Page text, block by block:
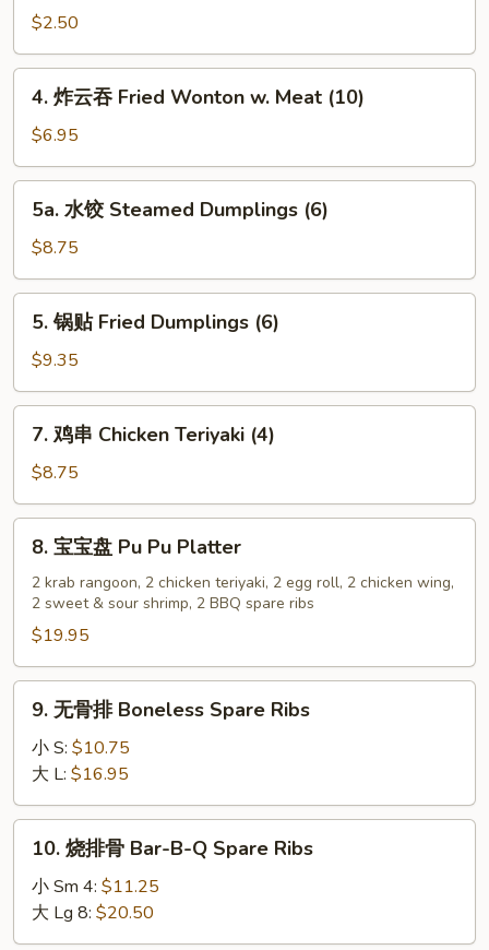
(2)
Shrimp
Egg
Roll
(1)
$2.50
吞
Fried
Wonton
(10)
4. 炸云吞 Fried Wonton w. Meat (10)
$6.95
Steamed
Dumplings
(6)
5a. 水饺 Steamed Dumplings (6)
$8.75
Fried
Dumplings
(6)
5. 锅贴 Fried Dumplings (6)
$9.35
Chicken
Teriyaki
(4)
7. 鸡串 Chicken Teriyaki (4)
$8.75
Pu
Pu
Platter
8. 宝宝盘 Pu Pu Platter
2 krab rangoon, 2 chicken teriyaki, 2 egg roll, 2 chicken wing,
2 sweet & sour shrimp, 2 BBQ spare ribs
$19.95
Boneless
Spare
Ribs
9. 无骨排 Boneless Spare Ribs
小 S: $10.75
大 L: $16.95
Bar-
10. 烧排骨 Bar-B-Q Spare Ribs
小 Sm 4: $11.25
大 Lg 8: $20.50